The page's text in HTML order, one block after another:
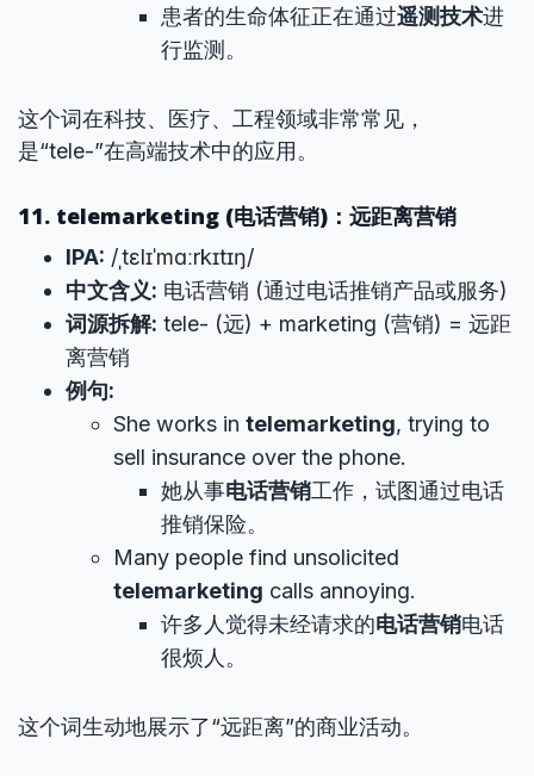
患者的生命体征正在通过遥测技术进
行监测。
这个词在科技、医疗、工程领域非常常见，
是“tele-”在高端技术中的应用。
11. telemarketing (电话营销)：远距离营销
IPA: /ˌtɛlɪˈmɑːrkɪtɪŋ/
中文含义: 电话营销 (通过电话推销产品或服务)
词源拆解: tele- (远) + marketing (营销) = 远距
离营销
例句:
She works in telemarketing, trying to
sell insurance over the phone.
她从事电话营销工作，试图通过电话
推销保险。
Many people find unsolicited
telemarketing calls annoying.
许多人觉得未经请求的电话营销电话
很烦人。
这个词生动地展示了“远距离”的商业活动。